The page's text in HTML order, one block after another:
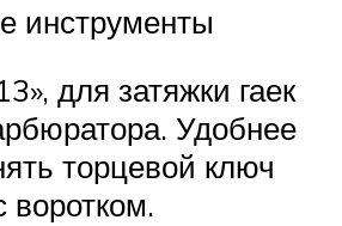
инструменты
для затяжки гаек
Удобнее
торцевой ключ
воротком.